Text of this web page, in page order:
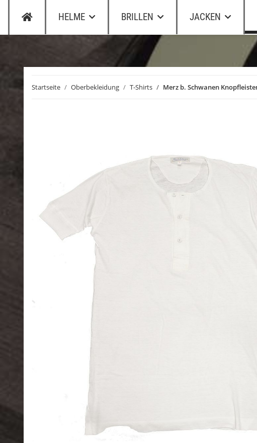
HELME BRILLEN JACKEN
Startseite Oberbekleidung T-Shirts Merz b. Schwanen